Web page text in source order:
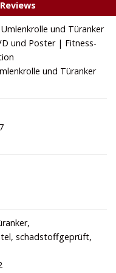
und Türanker